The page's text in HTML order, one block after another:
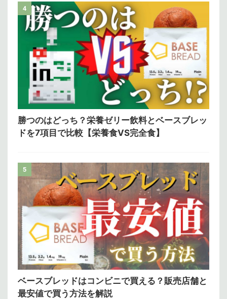
4
勝つのはどっち？栄養ゼリー飲料とベースブレッ
ドを7項目で比較【栄養食VS完全食】
5
ベースブレッドはコンビニで買える？販売店舗と
最安値で買う方法を解説